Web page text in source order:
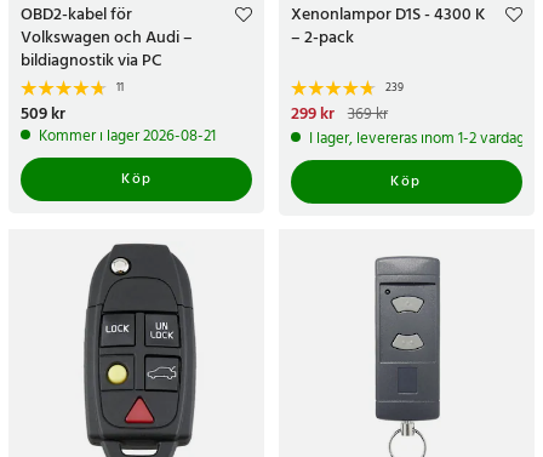
OBD2-kabel för
Volkswagen och Audi –
bildiagnostik via PC
11
Pris:509 kr
509 kr
Kommer i lager 2026-08-21
Köp
Xenonlampor D1S - 4300 K
– 2-pack
239
Nuvarande pris
pris:369 kr
299 kr 369 kr
I lager, levereras inom 1-2 vardagar
Köp